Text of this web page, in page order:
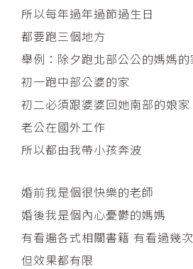
所以每年過年過節過生日
都要跑三個地方
舉例：除夕跑北部公公的媽媽的
初一跑中部公婆的家
初二必須跟婆婆回她南部的娘家
老公在國外工作
所以都由我帶小孩奔波
婚前我是個很快樂的老師
婚後我是個內心憂鬱的媽媽
有看遍各式相關書籍 有看過幾
但效果都有限